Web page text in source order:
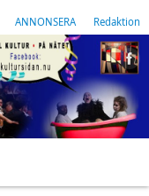
ANNONSERA Redaktion